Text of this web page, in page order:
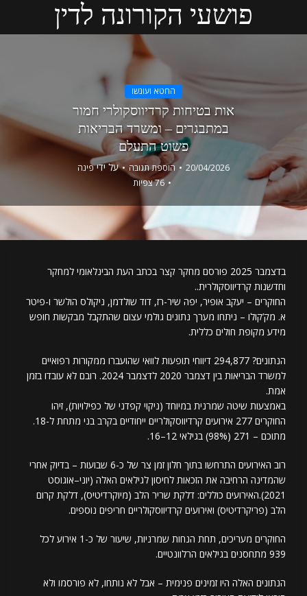
פושעי הקורונה לדין
החטא ועונשו
אות בטיחות קרדיווסקולרי חמור
במתבגרים – ומשרד הבריאות
פשוט התעלם
20/04/2026 הוספת תגובה על ידיפינה
76 צפיות
בדצמבר 2025 פורסם מחקר קצר בכתב העת הבינלאומי למחקר
וחדשנות קרדיווסקולרית..
החוקרים – יעקב אופיר, יפה שיר-רז, דוד שולדמן, ניקולס הולשר ו-פיטר
א. מק’קולו – ניתחו מערך נתונים גולמי עצום שהתקבל מבקשות חופש
מידע מקופת חולים כללית.
הנתונים? 294,877 דיווחי תופעות לוואי שהועברו ממקורות רפואיים
למשרד הבריאות בין דצמבר 2020 לדצמבר 2024. רובם לא עובדו בזמן
אמת.
באמצעות שיטה שמרנית במיוחד (ניקוי קפדני של כפילויות), זיהו
החוקרים 277 אירועים קרדיווסקולריים ייחודיים בקרב בני מתחת ל-18.
מתוכם – 271 (98%) בגילאי 12–16.
רוב האירועים התרחשו בתוך חלון זמן צר של כ-6 שבועות – בדיוק אחרי
שהמדינה הרחיבה את הזכאות לחיסון לגילאים האלה (יוני–אוגוסט
2021).האירועים כוללים: דלקת שריר הלב (מיוקרדיטיס), דלקת קרום
הלב (פריקרדיטיס) ואירועים קרדיווסקולריים חריפים נוספים.
החוקרים מעריכים, תחת הנחות שמרניות, שיעור של כ-1 אירוע לכל
939 מתחסנים בגילאים הרלוונטיים.
הנתונים האלה היו זמינים פנימית – אבל לא נותחו, לא פורסמו ולא